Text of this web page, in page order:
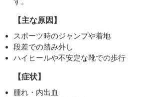
【主な原因】
スポーツ時のジャンプや着地
段差での踏み外し
ハイヒールや不安定な靴での歩行
【症状】
腫れ・内出血